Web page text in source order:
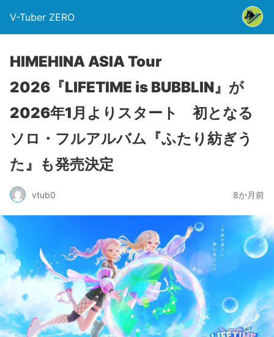
V-Tuber ZERO
HIMEHINA ASIA Tour
2026『LIFETIME is BUBBLIN』が
2026年1月よりスタート 初となる
ソロ・フルアルバム『ふたり紡ぎう
た』も発売決定
vtub0 8か月前